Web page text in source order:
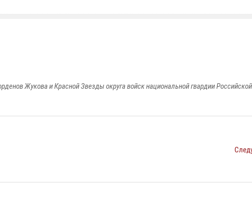
Жукова и Красной Звезды округа войск национальной гвардии